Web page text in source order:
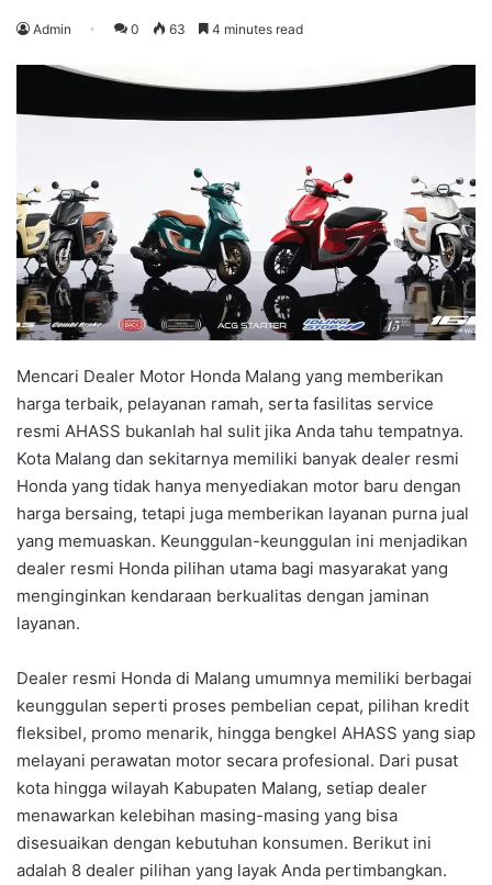
Admin 0 63 4 minutes read
Mencari Dealer Motor Honda Malang yang memberikan
harga terbaik, pelayanan ramah, serta fasilitas service
resmi AHASS bukanlah hal sulit jika Anda tahu tempatnya.
Kota Malang dan sekitarnya memiliki banyak dealer resmi
Honda yang tidak hanya menyediakan motor baru dengan
harga bersaing, tetapi juga memberikan layanan purna jual
yang memuaskan. Keunggulan-keunggulan ini menjadikan
dealer resmi Honda pilihan utama bagi masyarakat yang
menginginkan kendaraan berkualitas dengan jaminan
layanan.
Dealer resmi Honda di Malang umumnya memiliki berbagai
keunggulan seperti proses pembelian cepat, pilihan kredit
fleksibel, promo menarik, hingga bengkel AHASS yang siap
melayani perawatan motor secara profesional. Dari pusat
kota hingga wilayah Kabupaten Malang, setiap dealer
menawarkan kelebihan masing-masing yang bisa
disesuaikan dengan kebutuhan konsumen. Berikut ini
adalah 8 dealer pilihan yang layak Anda pertimbangkan.